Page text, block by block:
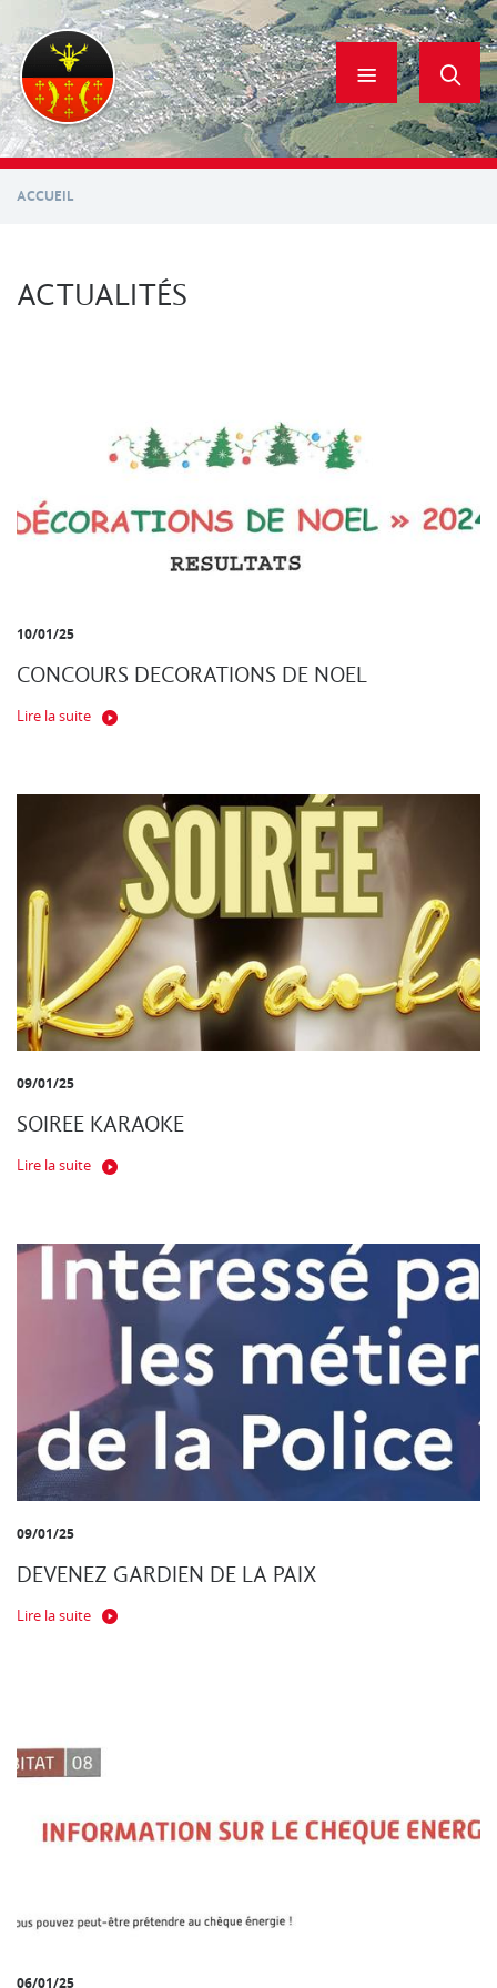
contenu
principal
ACCUEIL
ACTUALITÉS
10/01/25
CONCOURS DECORATIONS DE NOEL
Lire la suite
09/01/25
SOIREE KARAOKE
Lire la suite
09/01/25
DEVENEZ GARDIEN DE LA PAIX
Lire la suite
06/01/25